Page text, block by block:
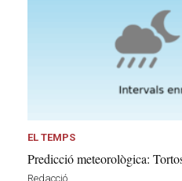
EL TEMPS
Predicció meteorològica:
Redacció